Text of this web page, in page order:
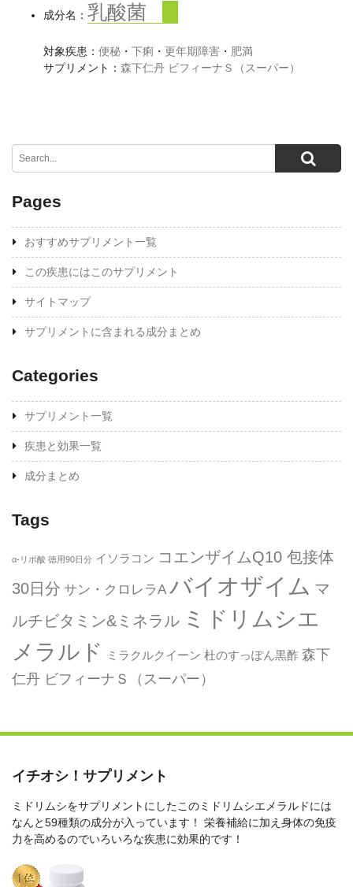
成分名： 乳酸菌
対象疾患： 便秘 ・ 下痢 ・ 更年期障害 ・ 肥満
サプリメント： 森下仁丹 ビフィーナＳ（スーパー）
Pages
おすすめサプリメント一覧
この疾患にはこのサプリメント
サイトマップ
サプリメントに含まれる成分まとめ
Categories
サプリメント一覧
疾患と効果一覧
成分まとめ
Tags
α-リポ酸 徳用90日分 イソラコン コエンザイムQ10 包接体
30日分 サン・クロレラA バイオザイム マ
ルチビタミン&ミネラル ミドリムシエ
メラルド
ミラクルクイーン 杜のすっぽん黒酢 森下
仁丹 ビフィーナＳ（スーパー）
イチオシ！サプリメント
ミドリムシをサプリメントにしたこのミドリムシエメラルドには
なんと59種類の成分が入っています！ 栄養補給に加え身体の免疫
力を高めるのでいろいろな疾患に効果的です！